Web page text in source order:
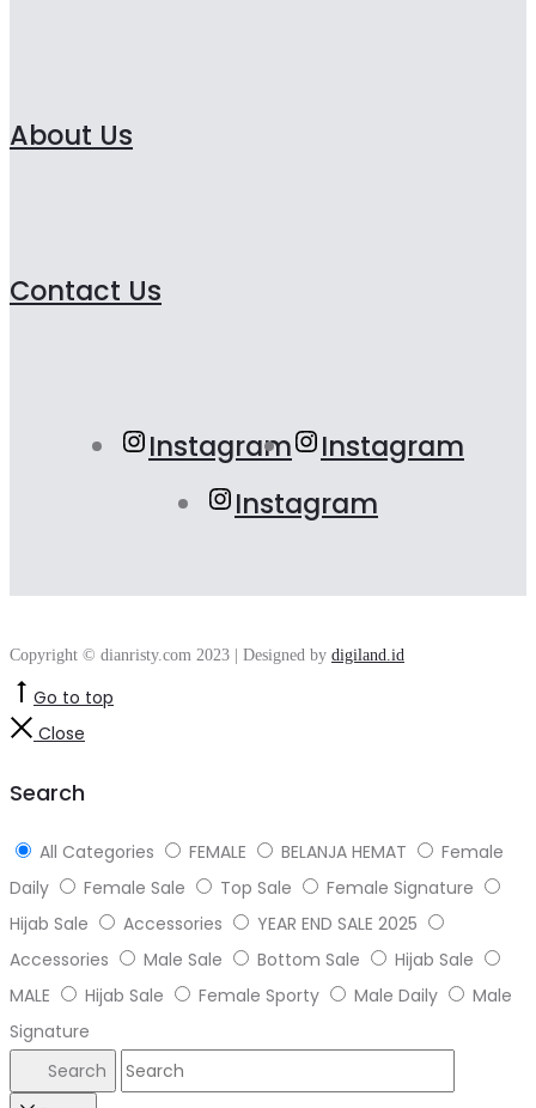
About Us
Contact Us
Instagram
Instagram
Instagram
Copyright © dianristy.com 2023 | Designed by digiland.id
Go to top
Close
Search
All Categories FEMALE BELANJA HEMAT
Female
Daily
Female Sale Top Sale
Female Signature
Hijab Sale
Accessories
YEAR END SALE 2025
Accessories
Male Sale Bottom Sale
Hijab Sale
MALE
Hijab Sale Female Sporty Male Daily
Male
Signature
Search